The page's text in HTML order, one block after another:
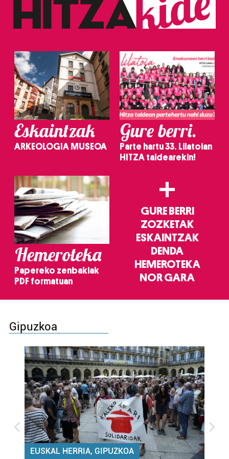
Eskaintzak
ARKEOLOGIA MUSEOA
Gure berri.
Parte hartu 33. Lilatoian
HITZA taldearekin!
Hemeroteka
Papereko zenbakiak
PDF formatuan
+
GURE BERRI
ZOZKETAK
ESKAINTZAK
DENDA
HEMEROTEKA
NOR GARA
Gipuzkoa
EUSKAL HERRIA, GIPUZKOA